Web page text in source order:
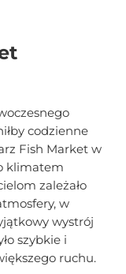
codzienne
Fish Market w
klimatem
zależało
w
wystrój
szybkie i
ruchu.